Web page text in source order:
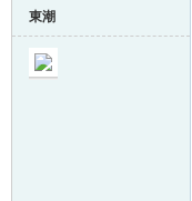
東潮